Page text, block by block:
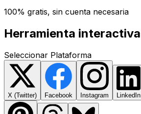
100% gratis, sin cuenta necesaria
Herramienta interactiva
Seleccionar Plataforma
X (Twitter) Facebook Instagram LinkedIn